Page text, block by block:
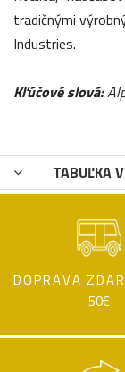
tradičnými
Industries.
Kľúčové slová:
TABUĽKA
DOPRAVA
50€